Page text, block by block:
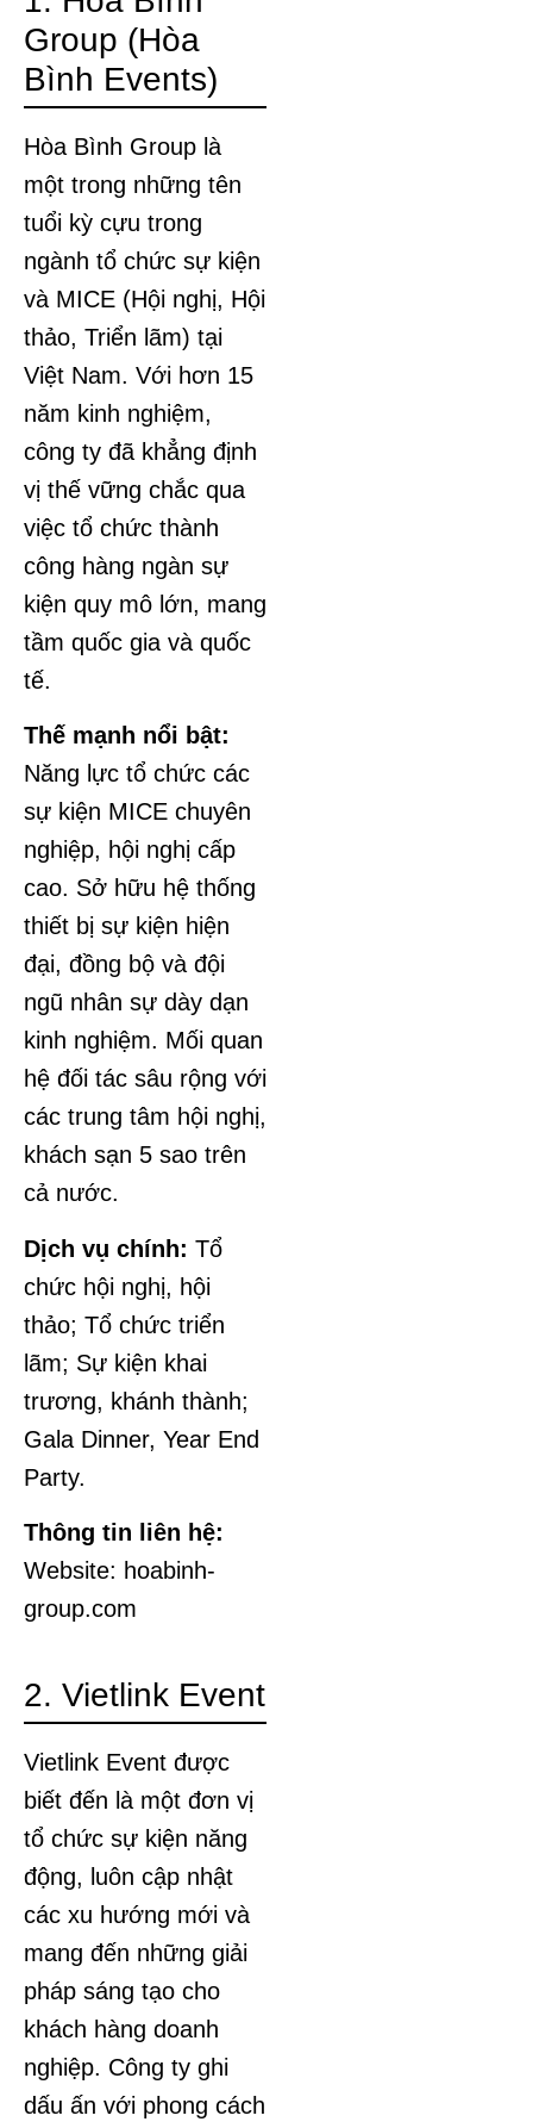
Group (Hòa
Bình Events)
Hòa Bình Group là
một trong những tên
tuổi kỳ cựu trong
ngành tổ chức sự kiện
và MICE (Hội nghị, Hội
thảo, Triển lãm) tại
Việt Nam. Với hơn 15
năm kinh nghiệm,
công ty đã khẳng định
vị thế vững chắc qua
việc tổ chức thành
công hàng ngàn sự
kiện quy mô lớn, mang
tầm quốc gia và quốc
tế.
Thế mạnh nổi bật:
Năng lực tổ chức các
sự kiện MICE chuyên
nghiệp, hội nghị cấp
cao. Sở hữu hệ thống
thiết bị sự kiện hiện
đại, đồng bộ và đội
ngũ nhân sự dày dạn
kinh nghiệm. Mối quan
hệ đối tác sâu rộng với
các trung tâm hội nghị,
khách sạn 5 sao trên
cả nước.
Dịch vụ chính: Tổ
chức hội nghị, hội
thảo; Tổ chức triển
lãm; Sự kiện khai
trương, khánh thành;
Gala Dinner, Year End
Party.
Thông tin liên hệ:
Website: hoabinh-
group.com
2. Vietlink Event
Vietlink Event được
biết đến là một đơn vị
tổ chức sự kiện năng
động, luôn cập nhật
các xu hướng mới và
mang đến những giải
pháp sáng tạo cho
khách hàng doanh
nghiệp. Công ty ghi
dấu ấn với phong cách